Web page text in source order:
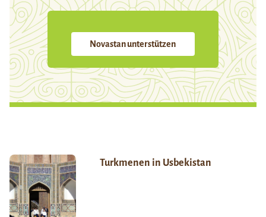
Novastan unterstützen
Turkmenen in Usbekistan